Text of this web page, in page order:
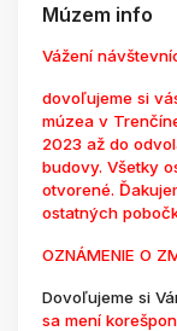
Múzem info
Vážení
dovoľujeme si
múzea v
2023 až do
budovy. Všetky
otvorené.
ostatných
OZNÁMENIE O
Dovoľujeme si
sa mení